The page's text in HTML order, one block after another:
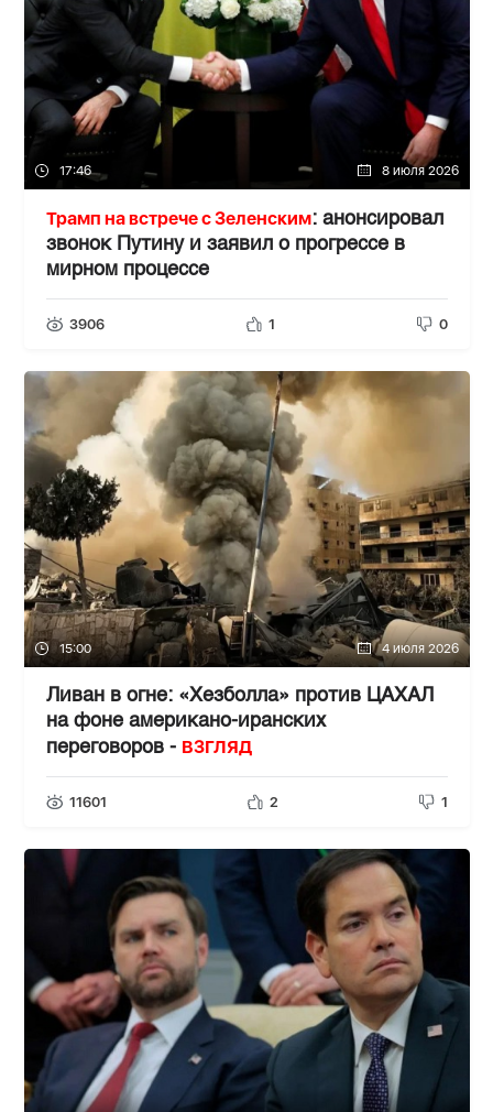
17:46 8 июля 2026
Трамп на встрече с Зеленским: анонсировал
звонок Путину и заявил о прогрессе в
мирном процессе
3906 1 0
15:00 4 июля 2026
Ливан в огне: «Хезболла» против ЦАХАЛ
на фоне американо-иранских
переговоров - ВЗГЛЯД
11601 2 1